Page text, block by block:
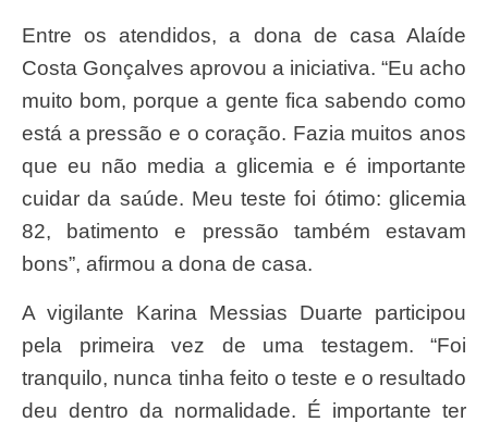
Entre os atendidos, a dona de casa Alaíde
Costa Gonçalves aprovou a iniciativa. “Eu acho
muito bom, porque a gente fica sabendo como
está a pressão e o coração. Fazia muitos anos
que eu não media a glicemia e é importante
cuidar da saúde. Meu teste foi ótimo: glicemia
82, batimento e pressão também estavam
bons”, afirmou a dona de casa.
A vigilante Karina Messias Duarte participou
pela primeira vez de uma testagem. “Foi
tranquilo, nunca tinha feito o teste e o resultado
deu dentro da normalidade. É importante ter